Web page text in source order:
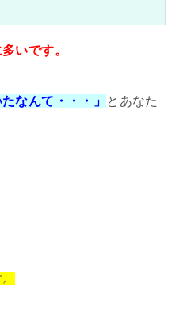
いです。
なんて・・・」 とあなた